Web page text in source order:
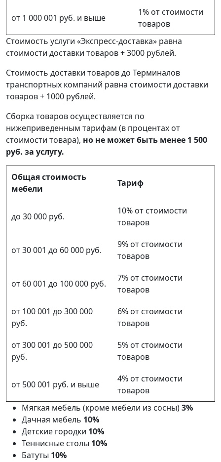
от 1 000 001 руб. и выше
1% от стоимости
товаров
Стоимость услуги «Экспресс-доставка» равна
стоимости доставки товаров + 3000 рублей.
Стоимость доставки товаров до Терминалов
транспортных компаний равна стоимости доставки
товаров + 1000 рублей.
Сборка товаров осуществляется по
нижеприведенным тарифам (в процентах от
стоимости товара), но не может быть менее 1 500
руб. за услугу.
Общая стоимость
мебели
Тариф
до 30 000 руб.
10% от стоимости
товаров
от 30 001 до 60 000 руб.
9% от стоимости
товаров
от 60 001 до 100 000 руб.
7% от стоимости
товаров
от 100 001 до 300 000
руб.
6% от стоимости
товаров
от 300 001 до 500 000
руб.
5% от стоимости
товаров
от 500 001 руб. и выше
4% от стоимости
товаров
Мягкая мебель (кроме мебели из сосны)3%
Дачная мебель 10%
Детские городки 10%
Теннисные столы 10%
Батуты 10%